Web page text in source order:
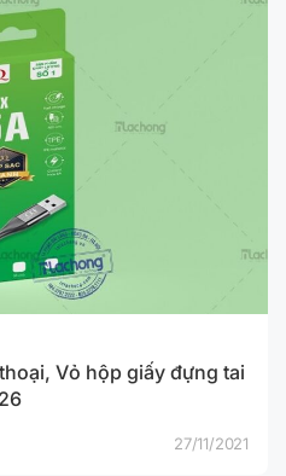
Vỏ hộp giấy đựng tai
27/11/2021